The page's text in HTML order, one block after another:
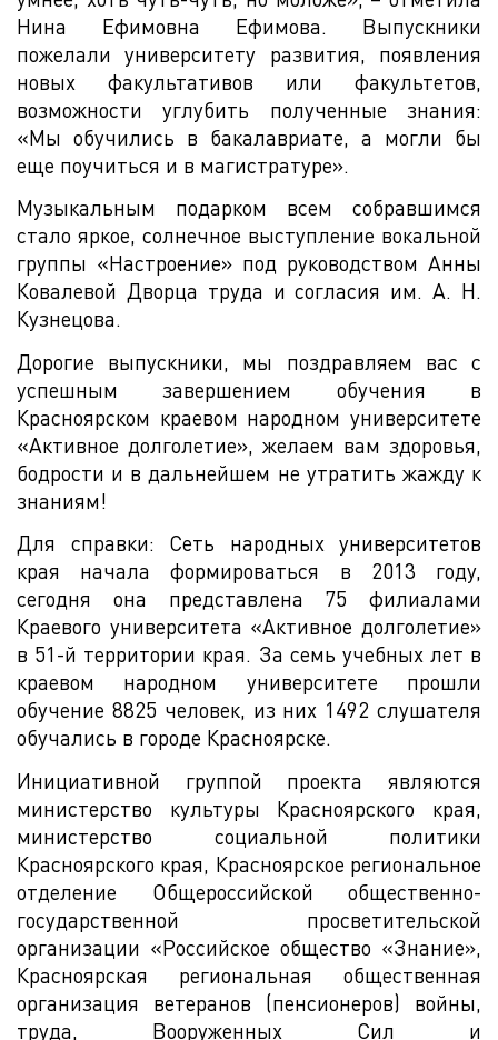
Нина Ефимовна Ефимова. Выпускники
пожелали университету развития, появления
новых факультативов или факультетов,
возможности углубить полученные знания:
«Мы обучились в бакалавриате, а могли бы
еще поучиться и в магистратуре».
Музыкальным подарком всем собравшимся
стало яркое, солнечное выступление вокальной
группы «Настроение» под руководством Анны
Ковалевой Дворца труда и согласия им. А. Н.
Кузнецова.
Дорогие выпускники, мы поздравляем вас с
успешным завершением обучения в
Красноярском краевом народном университете
«Активное долголетие», желаем вам здоровья,
бодрости и в дальнейшем не утратить жажду к
знаниям!
Для справки: Сеть народных университетов
края начала формироваться в 2013 году,
сегодня она представлена 75 филиалами
Краевого университета «Активное долголетие»
в 51-й территории края. За семь учебных лет в
краевом народном университете прошли
обучение 8825 человек, из них 1492 слушателя
обучались в городе Красноярске.
Инициативной группой проекта являются
министерство культуры Красноярского края,
министерство социальной политики
Красноярского края, Красноярское региональное
отделение Общероссийской общественно-
государственной просветительской
организации «Российское общество «Знание»,
Красноярская региональная общественная
организация ветеранов (пенсионеров) войны,
труда, Вооруженных Сил и